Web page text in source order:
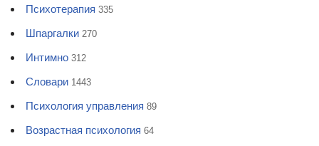
Психотерапия 335
Шпаргалки 270
Интимно 312
Словари 1443
Психология управления 89
Возрастная психология 64